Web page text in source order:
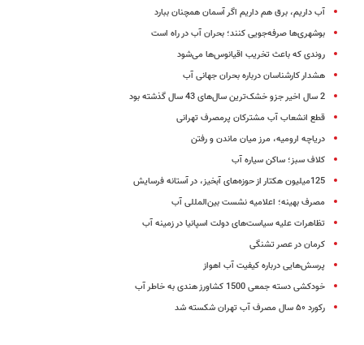
آب داریم، برق هم داریم اگر آسمان همچنان ببارد
بوشهری‌ها صرفه‌جویی کنند؛ بحران آب در راه است
روندی که باعث تخریب اقیانوس‌ها می‌شود
هشدار کارشناسان درباره‌ بحران جهانی آب
2 سال اخیر جزو خشک‌ترین سال‌های 43 سال گذشته بود
قطع انشعاب آب مشترکان پرمصرف تهرانی
دریاچه ارومیه، مرز میان ماندن و رفتن
کلاف سبز؛ ساکن سیاره آب
125میلیون هکتار از حوزه‌های آبخیز، در آستانه فرسایش
مصرف بهینه؛ اعلامیه نشست بین‌المللی آب
تظاهرات علیه سیاست‌های دولت اسپانیا در زمینه آب
کرمان در عصر تشنگی
پرسش‌هایی درباره کیفیت آب اهواز
خودکشی دسته جمعی 1500 کشاورز هندی به خاطر آب
رکورد ۵۰ سال مصرف آب تهران شکسته شد